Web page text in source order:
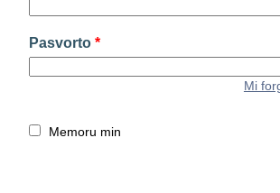
Pasvorto *
Mi
Memoru min